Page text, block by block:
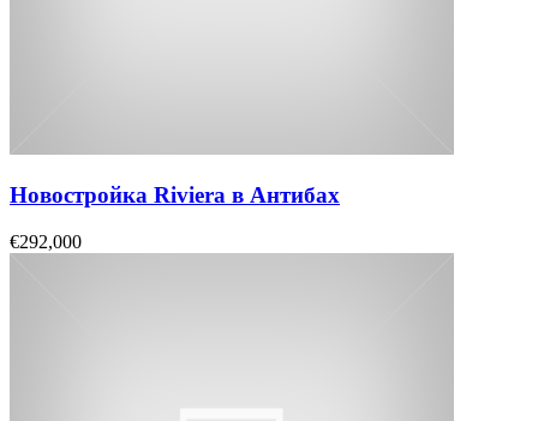
Новостройка Riviera в Антибах
€292,000